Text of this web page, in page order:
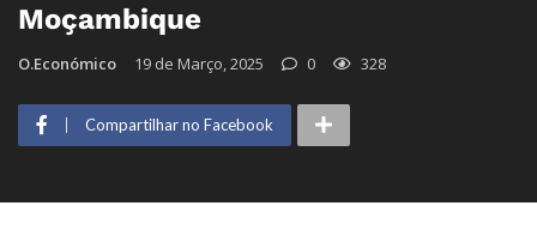
Moçambique
O.Económico 19 de Março, 2025 0 328
Compartilhar no Facebook